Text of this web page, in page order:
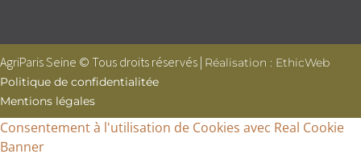
AgriParis Seine © Tous droits réservés | Réalisation : EthicWeb
Mentions légales
Politique de confidentialitée
Consentement à l'utilisation de Cookies avec Real Cookie
Banner